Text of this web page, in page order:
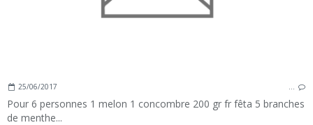
25/06/2017
Pour 6 personnes 1 melon 1 concombre 200 gr fr fêta 5 branches
de menthe...